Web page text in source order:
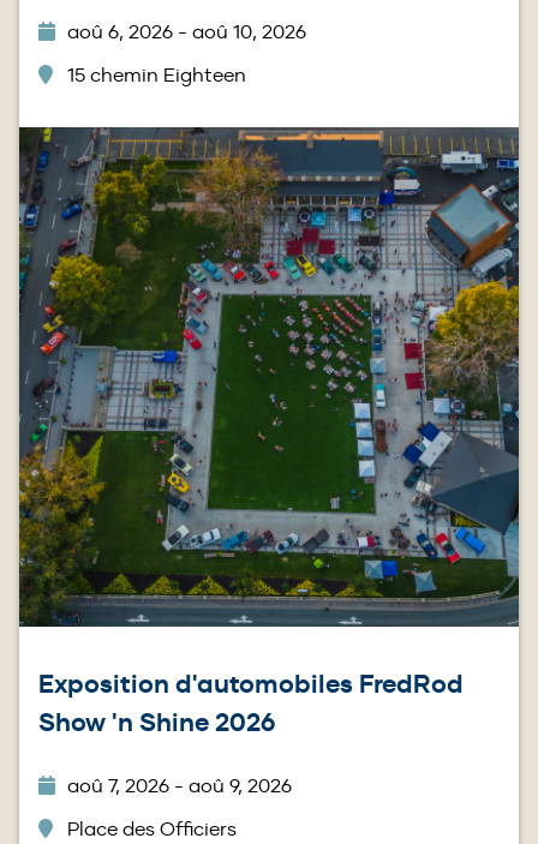
aoû 6, 2026 - aoû 10, 2026
15 chemin Eighteen
Image
Exposition d'automobiles FredRod
Show 'n Shine 2026
aoû 7, 2026 - aoû 9, 2026
Place des Officiers